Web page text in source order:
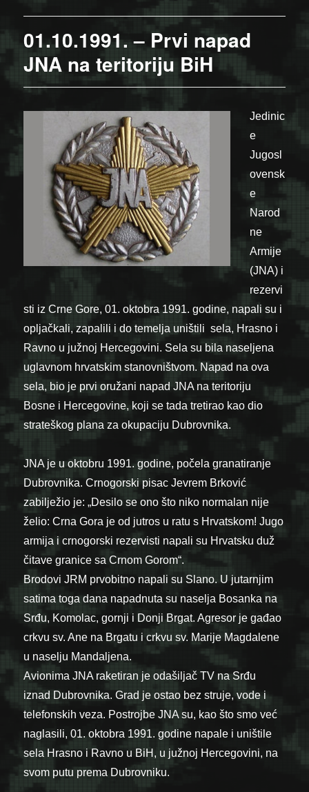
01.10.1991. – Prvi napad
JNA na teritoriju BiH
Jedinic
e
Jugosl
ovensk
e
Narod
ne
Armije
(JNA) i
rezervi
sti iz Crne Gore, 01. oktobra 1991. godine, napali su i
opljačkali, zapalili i do temelja uništili sela, Hrasno i
Ravno u južnoj Hercegovini. Sela su bila naseljena
uglavnom hrvatskim stanovništvom. Napad na ova
sela, bio je prvi oružani napad JNA na teritoriju
Bosne i Hercegovine, koji se tada tretirao kao dio
strateškog plana za okupaciju Dubrovnika.
JNA je u oktobru 1991. godine, počela granatiranje
Dubrovnika. Crnogorski pisac Jevrem Brković
zabilježio je: „Desilo se ono što niko normalan nije
želio: Crna Gora je od jutros u ratu s Hrvatskom! Jugo
armija i crnogorski rezervisti napali su Hrvatsku duž
čitave granice sa Crnom Gorom“.
Brodovi JRM prvobitno napali su Slano. U jutarnjim
satima toga dana napadnuta su naselja Bosanka na
Srđu, Komolac, gornji i Donji Brgat. Agresor je gađao
crkvu sv. Ane na Brgatu i crkvu sv. Marije Magdalene
u naselju Mandaljena.
Avionima JNA raketiran je odašiljač TV na Srđu
iznad Dubrovnika. Grad je ostao bez struje, vode i
telefonskih veza. Postrojbe JNA su, kao što smo već
naglasili, 01. oktobra 1991. godine napale i uništile
sela Hrasno i Ravno u BiH, u južnoj Hercegovini, na
svom putu prema Dubrovniku.